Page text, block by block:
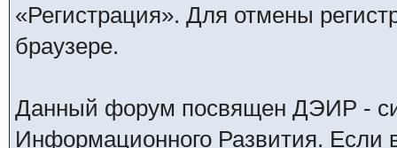
«Регистрация». Для отмены
браузере.
Данный форум посвящен ДЭИР -
Информационного Развития. Если